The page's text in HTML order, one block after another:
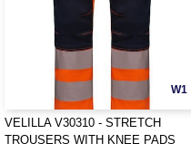
W1
VELILLA V30310 - STRETCH
TROUSERS WITH KNEE PADS